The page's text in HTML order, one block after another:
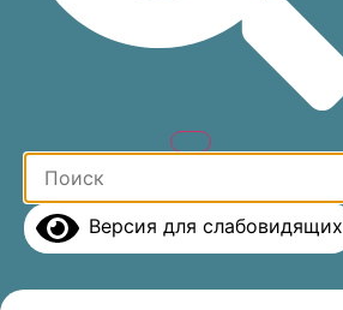
Версия для слабовидящих